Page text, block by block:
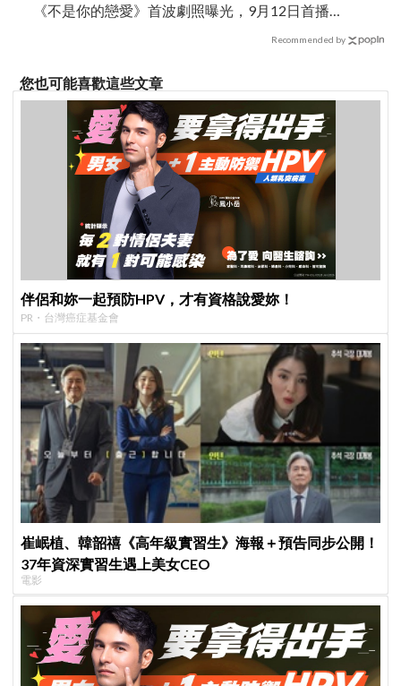
《不是你的戀愛》首波劇照曝光，9月12日首播引
Recommended by
您也可能喜歡這些文章
伴侶和妳一起預防HPV，才有資格說愛妳！
PR・台灣癌症基金會
崔岷植、韓韶禧《高年級實習生》海報＋預告同步公開！
37年資深實習生遇上美女CEO
電影